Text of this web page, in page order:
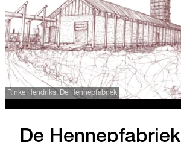
Rinke Hendriks, De Hennepfabriek
De Hennepfabriek